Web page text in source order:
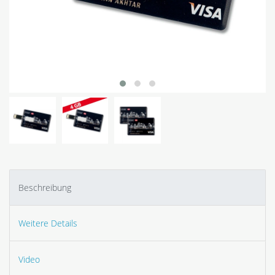
Beschreibung
Weitere Details
Video